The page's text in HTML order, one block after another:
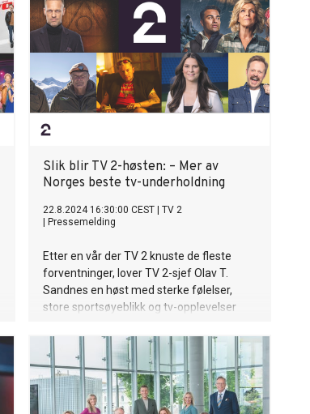
administrerende direktør Olav T. Sandnes.
Slik blir TV 2-høsten: – Mer av
Norges beste tv-underholdning
22.8.2024 16:30:00 CEST
TV 2
Pressemelding
Etter en vår der TV 2 knuste de fleste
forventninger, lover TV 2-sjef Olav T.
Sandnes en høst med sterke følelser,
store sportsøyeblikk og tv-opplevelser
høstmenyen!